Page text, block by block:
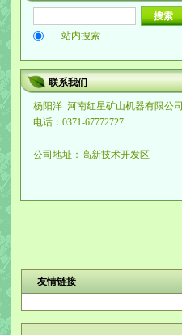
站内搜索
联系我们
杨阳洋 河南红星矿山机器有限公司
电话：0371-67772727
公司地址：高新技术开发区
友情链接